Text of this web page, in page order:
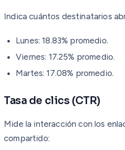
Indica cuántos destinatarios
Lunes: 18.83% promedio.
Viernes: 17.25% promedio.
Martes: 17.08% promedio.
Tasa de clics (CTR)
Mide la interacción con los
compartido: